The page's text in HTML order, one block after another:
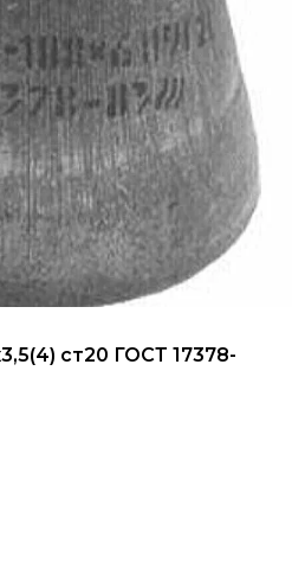
ст20 ГОСТ 17378-